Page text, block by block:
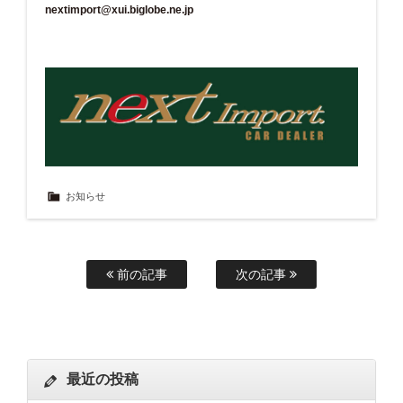
nextimport@xui.biglobe.ne.jp
お知らせ
前の記事 次の記事
最近の投稿